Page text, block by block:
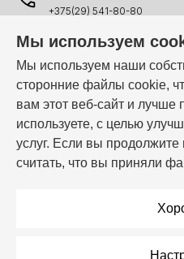
Мы используем
Мы используем наши
сторонние файлы cookie,
вам этот веб-сайт и лучше
используете, с целью
услуг. Если вы
считать, что вы приняли
+375(29) 541-80-80
+375(44) 541-80-80
info@i-ven.by
Мы в
Режим работы: